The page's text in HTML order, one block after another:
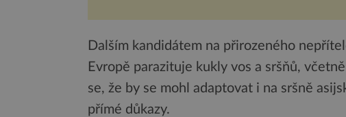
Dalším kandidátem na přirozeného
Evropě parazituje kukly vos a sršňů,
se, že by se mohl adaptovat i na sršně
přímé důkazy.